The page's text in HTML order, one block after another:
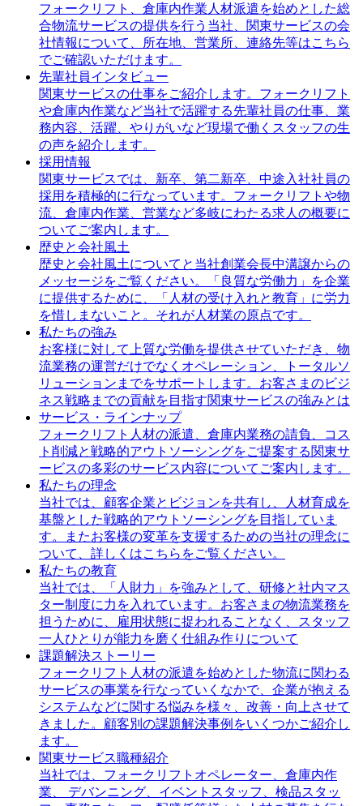
フォークリフト、倉庫内作業人材派遣を始めとした総
合物流サービスの提供を行う当社、関東サービスの会
社情報について、所在地、営業所、連絡先等はこちら
でご確認いただけます。
先輩社員インタビュー
関東サービスの仕事をご紹介します。フォークリフト
や倉庫内作業など当社で活躍する先輩社員の仕事、業
務内容、活躍、やりがいなど現場で働くスタッフの生
の声を紹介します。
採用情報
関東サービスでは、新卒、第二新卒、中途入社社員の
採用を積極的に行なっています。フォークリフトや物
流、倉庫内作業、営業など多岐にわたる求人の概要に
ついてご案内します。
歴史と会社風土
歴史と会社風土についてと当社創業会長中溝譲からの
メッセージをご覧ください。「良質な労働力」を企業
に提供するために、「人材の受け入れと教育」に労力
を惜しまないこと。それが人材業の原点です。
私たちの強み
お客様に対して上質な労働を提供させていただき、物
流業務の運営だけでなくオペレーション、トータルソ
リューションまでをサポートします。お客さまのビジ
ネス戦略までの貢献を目指す関東サービスの強みとは
サービス・ラインナップ
フォークリフト人材の派遣、倉庫内業務の請負、コス
ト削減と戦略的アウトソーシングをご提案する関東サ
ービスの多彩のサービス内容についてご案内します。
私たちの理念
当社では、顧客企業とビジョンを共有し、人材育成を
基盤とした戦略的アウトソーシングを目指していま
す。またお客様の変革を支援するための当社の理念に
ついて、詳しくはこちらをご覧ください。
私たちの教育
当社では、「人財力」を強みとして、研修と社内マス
ター制度に力を入れています。お客さまの物流業務を
担うために、雇用状態に捉われることなく、スタッフ
一人ひとりが能力を磨く仕組み作りについて
課題解決ストーリー
フォークリフト人材の派遣を始めとした物流に関わる
サービスの事業を行なっていくなかで、企業が抱える
システムなどに関する悩みを様々、改善・向上させて
きました。顧客別の課題解決事例をいくつかご紹介し
ます。
関東サービス職種紹介
当社では、フォークリフトオペレーター、倉庫内作
業、 デバンニング、イベントスタッフ、検品スタッ